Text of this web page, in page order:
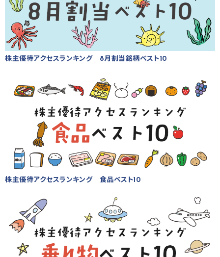
株主優待アクセスランキング 8月割当銘柄ベスト10
株主優待アクセスランキング 食品ベスト10